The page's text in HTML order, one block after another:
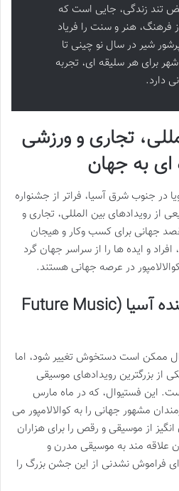
تند زندگی، جایی است که
فرهنگ، هنر و سنت را فریاد
شیر در سال نو چینی تا
برای هر سلیقه ای، تجربه
دارد.
تجاری و ورزشی
ای به جهان
در جنوب شرق آسیا، فراتر از جشنواره
از رویدادهای بین المللی، تجاری و
جهانی برای کسب وکار و هیجان
و ایده ها را از سراسر جهان گرد
در عرصه جهانی هستند.
فستیوال موسیقی آینده آسیا (Future Music
ممکن است دستخوش تغییر شود، اما
از بزرگترین رویدادهای موسیقی
این فستیوال، که در ماه مارس
مشهور جهانی را به کوالالامپور می
از موسیقی و رقص را برای هزاران
علاقه مند به موسیقی مدرن و
ای فراموش نشدنی از این جشن بزرگ را